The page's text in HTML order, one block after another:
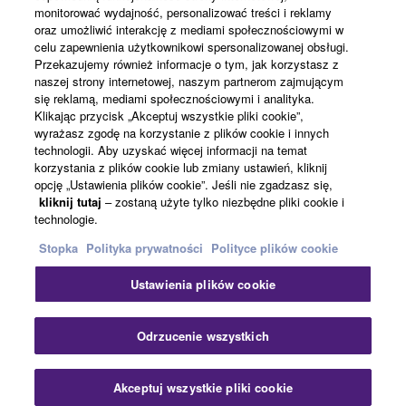
Informacje o Yamaha
Polska - Polish
Biznes
Warunki korzystaniaPolityka prywatności
Polityka plików cookieStopka
monitorować wydajność, personalizować treści i reklamy
oraz umożliwić interakcję z mediami społecznościowymi w
celu zapewnienia użytkownikowi spersonalizowanej obsługi.
Przekazujemy również informacje o tym, jak korzystasz z
naszej strony internetowej, naszym partnerom zajmującym
się reklamą, mediami społecznościowymi i analityka.
Klikając przycisk „Akceptuj wszystkie pliki cookie”,
wyrażasz zgodę na korzystanie z plików cookie i innych
technologii. Aby uzyskać więcej informacji na temat
korzystania z plików cookie lub zmiany ustawień, kliknij
opcję „Ustawienia plików cookie”. Jeśli nie zgadzasz się,
kliknij tutaj – zostaną użyte tylko niezbędne pliki cookie i
technologie.
Stopka Polityka prywatności Polityce plików cookie
Ustawienia plików cookie
Odrzucenie wszystkich
Akceptuj wszystkie pliki cookie